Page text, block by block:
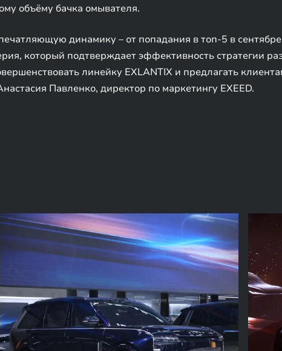
объёму бачка омывателя.
динамику – от попадания в топ-5 в
который подтверждает эффективность стратегии
линейку EXLANTIX и предлагать
Павленко, директор по маркетингу EXEED.